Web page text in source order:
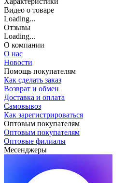
Видео о товаре
Loading...
Отзывы
Loading...
О компании
О нас
Новости
Помощь покупателям
Как сделать заказ
Возврат и обмен
Доставка и оплата
Самовывоз
Как зарегистрироваться
Оптовым покупателям
Оптовым покупателям
Оптовые филиалы
Месенджеры